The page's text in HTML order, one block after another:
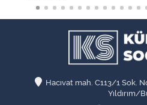
Hacıvat mah. C113/1 Sok.
Yıldırım/